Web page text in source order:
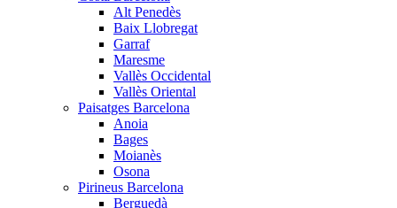
Alt Penedès
Baix Llobregat
Garraf
Maresme
Vallès Occidental
Vallès Oriental
Paisatges Barcelona
Anoia
Bages
Moianès
Osona
Pirineus Barcelona
Berguedà